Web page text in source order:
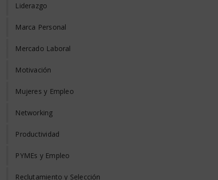
Liderazgo
Marca Personal
Mercado Laboral
Motivación
Mujeres y Empleo
Networking
Productividad
PYMEs y Empleo
Reclutamiento y Selección